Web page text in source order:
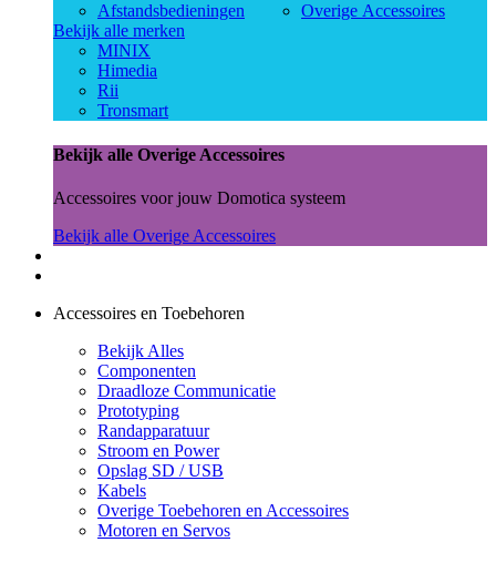
Afstandsbedieningen
Overige Accessoires
Bekijk alle merken
MINIX
Himedia
Rii
Tronsmart
Bekijk alle Overige Accessoires
Accessoires voor jouw Domotica systeem
Bekijk alle Overige Accessoires
Accessoires en Toebehoren
Bekijk Alles
Componenten
Draadloze Communicatie
Prototyping
Randapparatuur
Stroom en Power
Opslag SD / USB
Kabels
Overige Toebehoren en Accessoires
Motoren en Servos